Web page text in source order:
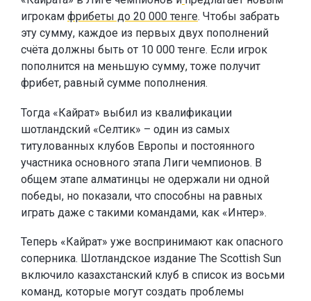
игрокам фрибеты до 20 000 тенге. Чтобы забрать
эту сумму, каждое из первых двух пополнений
счёта должны быть от 10 000 тенге. Если игрок
пополнится на меньшую сумму, тоже получит
фрибет, равный сумме пополнения.
Тогда «Кайрат» выбил из квалификации
шотландский «Селтик» – один из самых
титулованных клубов Европы и постоянного
участника основного этапа Лиги чемпионов. В
общем этапе алматинцы не одержали ни одной
победы, но показали, что способны на равных
играть даже с такими командами, как «Интер».
Теперь «Кайрат» уже воспринимают как опасного
соперника. Шотландское издание The Scottish Sun
включило казахстанский клуб в список из восьми
команд, которые могут создать проблемы